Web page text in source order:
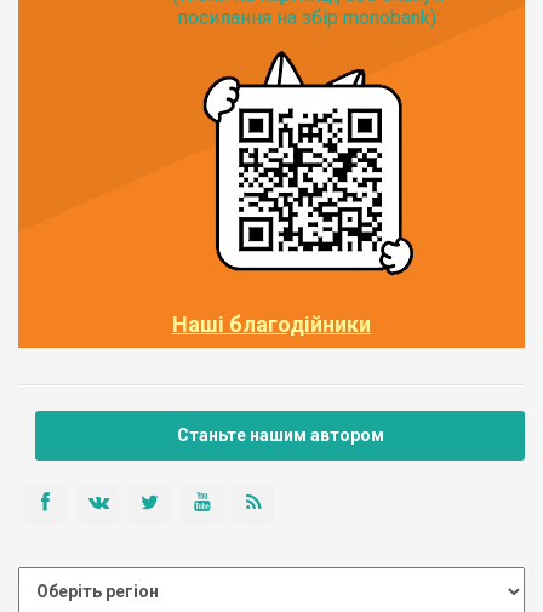
посилання на збір monobank):
Наші благодійники
Станьте нашим автором